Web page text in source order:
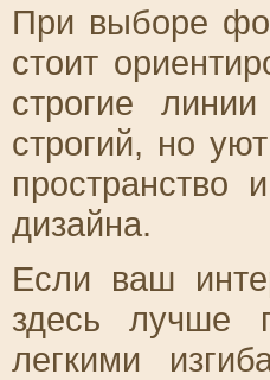
При выборе
стоит
строгие
строгий, но
пространство
дизайна.
Если ваш
здесь лучше
легкими